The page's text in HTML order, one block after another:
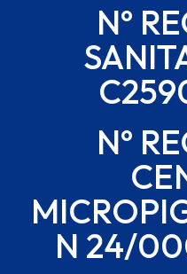
Nº
Nº
N 24/